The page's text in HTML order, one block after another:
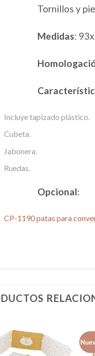
Tornillos y
Medidas:
Incluye tapizado plástico.
Cubeta.
Jabonera.
Ruedas.
Opcional:
CP-1190 patas para